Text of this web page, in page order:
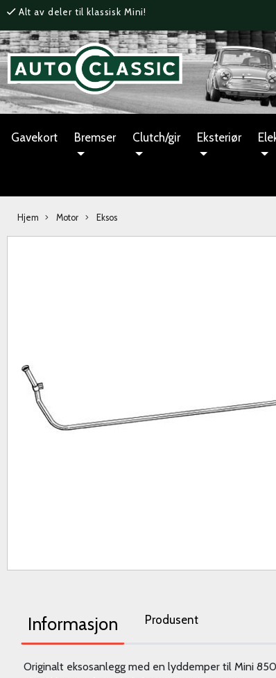
Alt av deler til klassisk Mini!
Gavekort Bremser Clutch/gir Eksteriør
Hjem Motor Eksos
Informasjon Produsent
Originalt eksosanlegg med en lyddemper til Mini